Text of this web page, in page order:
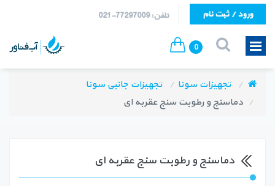
تلفن: 77297009-021 ورود / ثبت نام
0
تجهیزات سونا
تجهیزات جانبی سونا
دماسنج و رطوبت سنج عقربه ای
دماسنج و رطوبت سنج عقربه ای